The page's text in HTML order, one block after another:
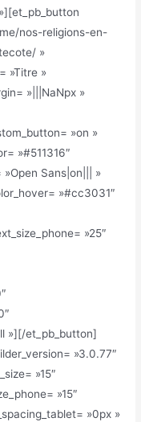
nos-religions-en-
»
»Titre »
»|||NaNpx »
»on »
»#511316″
Sans|on||| »
»#cc3031″
»25″
»][/et_pb_button]
»3.0.77″
»15″
»15″
»0px »